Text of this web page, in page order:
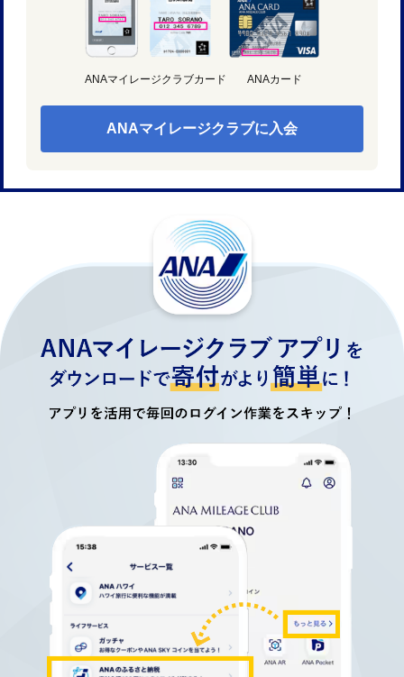
ANAマイレージクラブカード ANAカード
ANAマイレージクラブに入会